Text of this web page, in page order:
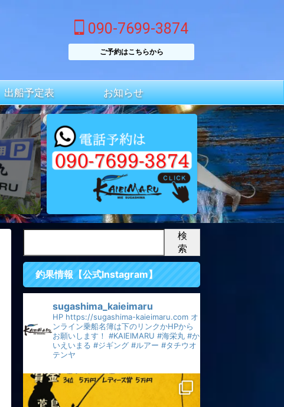
090-7699-3874
ご予約はこちらから
出船予定表 お知らせ
検
索
釣果情報【公式Instagram】
sugashima_kaieimaru
HP https://sugashima-kaieimaru.com オ
ンライン乗船名簿は下のリンクかHPから
お願いします！ #KAIEIMARU #海栄丸 #か
いえいまる #ジギング #ルアー #タチウオ
テンヤ